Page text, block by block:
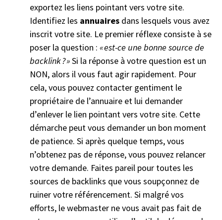
exportez les liens pointant vers votre site.
Identifiez les annuaires dans lesquels vous avez
inscrit votre site. Le premier réflexe consiste à se
poser la question : « est-ce une bonne source de
backlink ? »Si la réponse à votre question est un
NON, alors il vous faut agir rapidement. Pour
cela, vous pouvez contacter gentiment le
propriétaire de l’annuaire et lui demander
d’enlever le lien pointant vers votre site. Cette
démarche peut vous demander un bon moment
de patience. Si après quelque temps, vous
n’obtenez pas de réponse, vous pouvez relancer
votre demande. Faites pareil pour toutes les
sources de backlinks que vous soupçonnez de
ruiner votre référencement. Si malgré vos
efforts, le webmaster ne vous avait pas fait de